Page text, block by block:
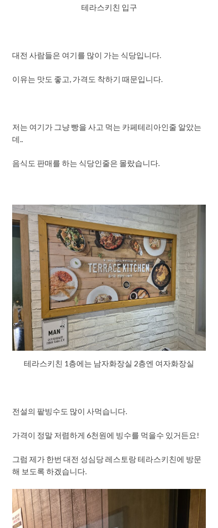
테라스키친 입구
대전 사람들은 여기를 많이 가는 식당입니다.
이유는 맛도 좋고, 가격도 착하기 때문입니다.
저는 여기가 그냥 빵을 사고 먹는 카페테리아인줄 알았는
데..
음식도 판매를 하는 식당인줄은 몰랐습니다.
테라스키친 1층에는 남자화장실 2층엔 여자화장실
전설의 팥빙수도 많이 사먹습니다.
가격이 정말 저렴하게 6천원에 빙수를 먹을수 있거든요!
그럼 제가 한번 대전 성심당 레스토랑 테라스키친에 방문
해 보도록 하겠습니다.